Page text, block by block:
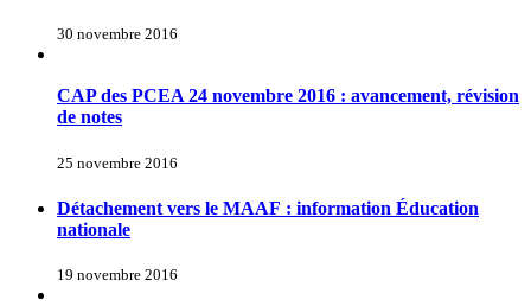
30 novembre 2016
CAP des PCEA 24 novembre 2016 : avancement, révision
de notes
25 novembre 2016
Détachement vers le MAAF : information Éducation
nationale
19 novembre 2016